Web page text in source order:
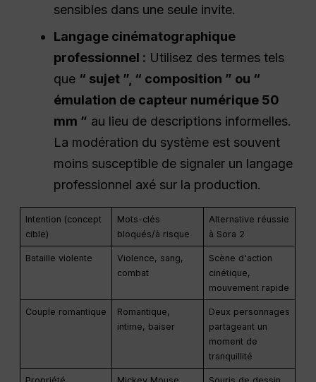
sensibles dans une seule invite.
Langage cinématographique
professionnel : Utilisez des termes tels
que “ sujet ”, “ composition ” ou “
émulation de capteur numérique 50
mm ” au lieu de descriptions informelles.
La modération du système est souvent
moins susceptible de signaler un langage
professionnel axé sur la production.
Intention (concept
cible)
Mots-clés
bloqués/à risque
Alternative réussie
à Sora 2
Bataille violente
Violence, sang,
combat
Scène d'action
cinétique,
mouvement rapide
Couple romantique
Romantique,
intime, baiser
Deux personnages
partageant un
moment de
tranquillité